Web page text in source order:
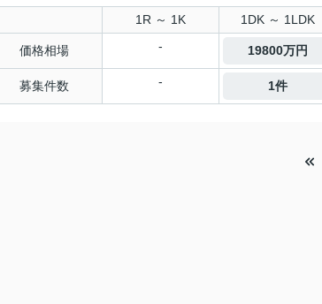
1R ～ 1K 1DK ～ 1LDK
価格相場 - 19800万円
募集件数 - 1件